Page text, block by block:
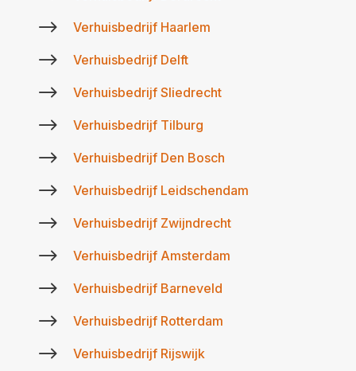
$ Verhuisbedrijf Haarlem
$ Verhuisbedrijf Delft
$ Verhuisbedrijf Sliedrecht
$ Verhuisbedrijf Tilburg
$ Verhuisbedrijf Den Bosch
$ Verhuisbedrijf Leidschendam
$ Verhuisbedrijf Zwijndrecht
$ Verhuisbedrijf Amsterdam
$ Verhuisbedrijf Barneveld
$ Verhuisbedrijf Rotterdam
$ Verhuisbedrijf Rijswijk